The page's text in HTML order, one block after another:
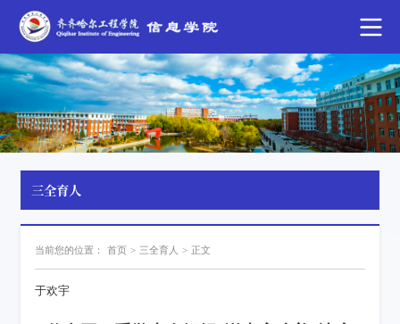
三全育人
当前您的位置： 首页 > 三全育人 > 正文
于欢宇